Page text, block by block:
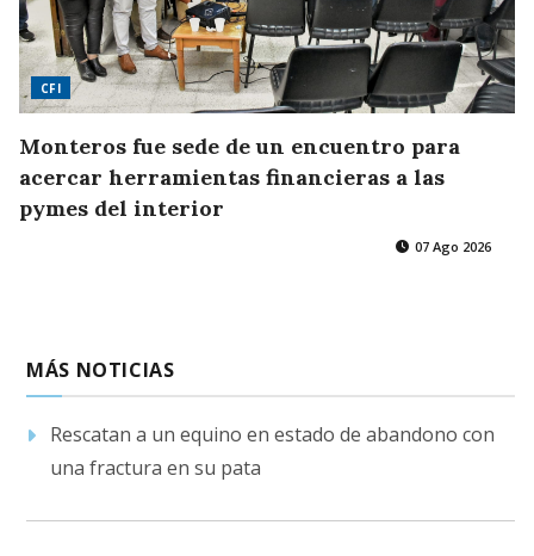
CFI
Monteros fue sede de un encuentro para
acercar herramientas financieras a las
pymes del interior
07 Ago 2026
MÁS NOTICIAS
Rescatan a un equino en estado de abandono con
una fractura en su pata